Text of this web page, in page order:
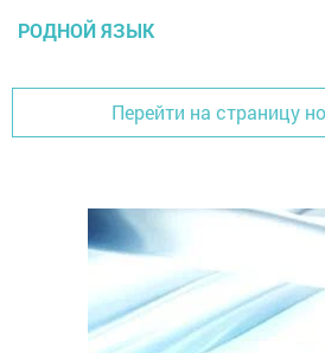
РОДНОЙ ЯЗЫК
Перейти на страницу